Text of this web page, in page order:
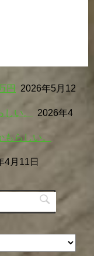
円
2026年5月12
い。
2026年4
らしい。
4月11日